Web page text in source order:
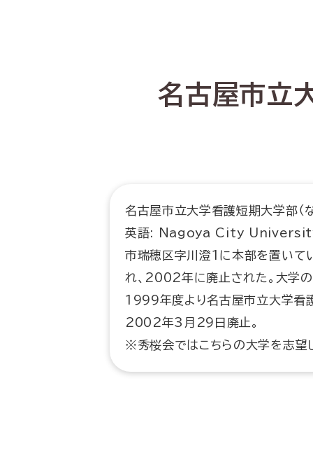
名古屋市立
名古屋市立大学看護短期大学部（
英語: Nagoya City
市瑞穂区字川澄1に本部を置いて
れ、2002年に廃止された。大学
1999年度より名古屋市立大学看
2002年3月29日廃止。
※秀桜会ではこちらの大学を志望